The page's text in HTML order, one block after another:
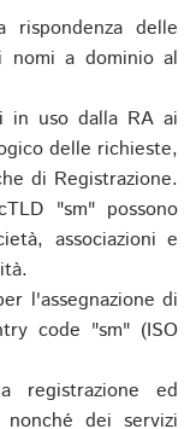
delle
nomi a dominio al
in uso dalla RA ai
delle richieste,
di Registrazione.
"sm" possono
associazioni e
l'assegnazione di
code "sm" (ISO
registrazione ed
dei servizi